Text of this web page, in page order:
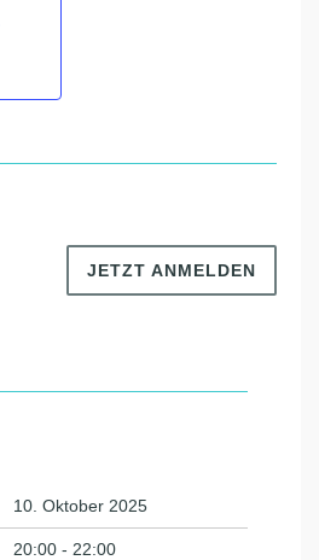
JETZT ANMELDEN
10. Oktober 2025
20:00 - 22:00